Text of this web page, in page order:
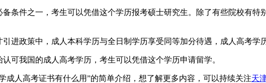
件之一，考生可以凭借这个学历报考硕士研究生。除了有些院校有特
政策中，成人本科学历与全日制学历享受同等加分待遇，成人高考学
我国的成人高考学历，考生可以凭借这个学历申请留学。
人高考证书有什么用”的简单介绍，想了解更多内容，可以持续关注天